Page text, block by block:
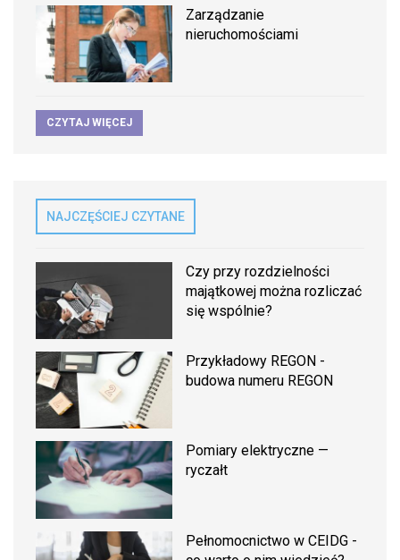
Zarządzanie
nieruchomościami
CZYTAJ WIĘCEJ
NAJCZĘŚCIEJ CZYTANE
Czy przy rozdzielności
majątkowej można rozliczać
się wspólnie?
Przykładowy REGON -
budowa numeru REGON
Pomiary elektryczne —
ryczałt
Pełnomocnictwo w CEIDG -